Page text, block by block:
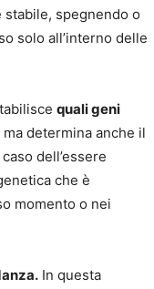
spegnendo o
solo all’interno delle
quali geni
determina anche il
dell’essere
che è
momento o nei
In questa